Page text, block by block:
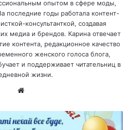
опытом в сфере моды,
последние годы работала контент-
консультанткой, создавая
медиа и брендов. Карина отвечает
контента, редакционное качество
женского голоса блога,
и поддерживает читательниц в
жизни.